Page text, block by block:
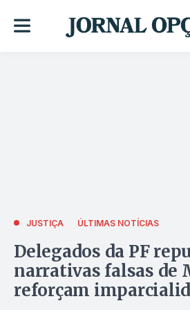
JUSTIÇA ÚLTIMAS NOTÍCIAS
Delegados da PF
narrativas falsas de
reforçam